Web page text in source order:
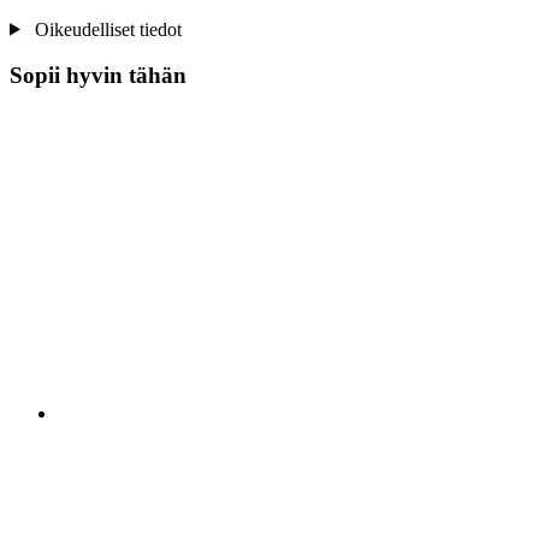
Oikeudelliset tiedot
Sopii hyvin tähän